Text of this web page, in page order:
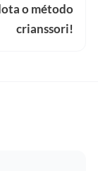
o método
crianssori!